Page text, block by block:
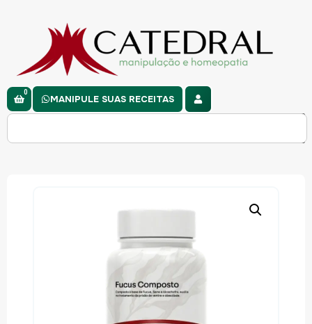
MANIPULE SUAS RECEITAS
0